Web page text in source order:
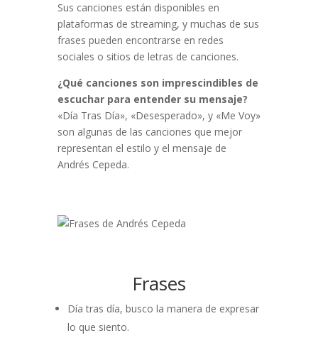
Sus canciones están disponibles en
plataformas de streaming, y muchas de sus
frases pueden encontrarse en redes
sociales o sitios de letras de canciones.
¿Qué canciones son imprescindibles de
escuchar para entender su mensaje?
«Día Tras Día», «Desesperado», y «Me Voy»
son algunas de las canciones que mejor
representan el estilo y el mensaje de
Andrés Cepeda.
Frases
Día tras día, busco la manera de expresar
lo que siento.